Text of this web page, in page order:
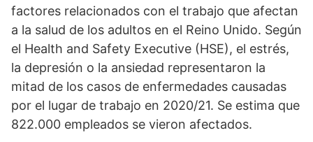
factores relacionados con el trabajo que afectan
a la salud de los adultos en el Reino Unido. Según
el Health and Safety Executive (HSE), el estrés,
la depresión o la ansiedad representaron la
mitad de los casos de enfermedades causadas
por el lugar de trabajo en 2020/21. Se estima que
822.000 empleados se vieron afectados.